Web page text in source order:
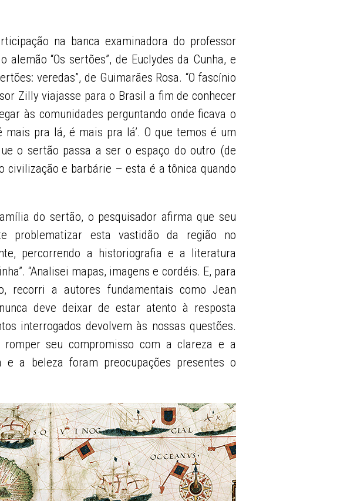
na banca examinadora do professor
“Os sertões”, de Euclydes da Cunha, e
veredas”, de Guimarães Rosa. “O fascínio
Zilly viajasse para o Brasil a fim de conhecer
às comunidades perguntando onde ficava o
mais pra lá, é mais pra lá’. O que temos é um
o sertão passa a ser o espaço do outro (de
civilização e barbárie – esta é a tônica quando
do sertão, o pesquisador afirma que seu
problematizar esta vastidão da região no
percorrendo a historiografia e a literatura
“Analisei mapas, imagens e cordéis. E, para
recorri a autores fundamentais como Jean
deve deixar de estar atento à resposta
interrogados devolvem às nossas questões.
romper seu compromisso com a clareza e a
e a beleza foram preocupações presentes o